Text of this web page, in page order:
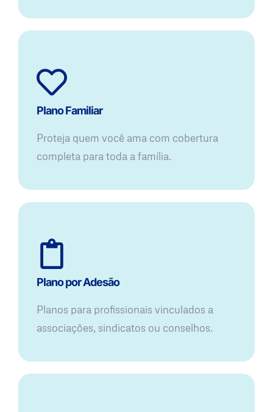
Plano Familiar
Proteja quem você ama com cobertura
completa para toda a família.
Plano por Adesão
Planos para profissionais vinculados a
associações, sindicatos ou conselhos.